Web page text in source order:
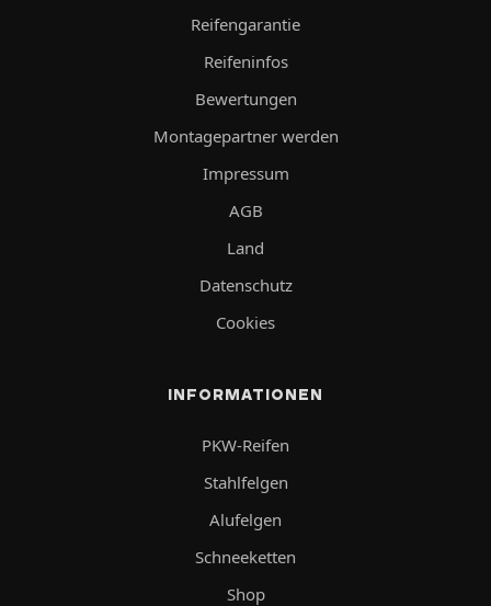
Reifengarantie
Reifeninfos
Bewertungen
Montagepartner werden
Impressum
AGB
Land
Datenschutz
Cookies
INFORMATIONEN
PKW-Reifen
Stahlfelgen
Alufelgen
Schneeketten
Shop